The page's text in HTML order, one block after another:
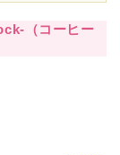
（コーヒー